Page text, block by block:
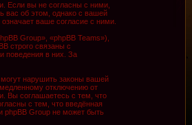
Если вы не согласны с ними,
вас об этом, однако с вашей
ваше согласие с ними.
Group», «phpBB Teams»),
строго связаны с
поведения в них. За
нарушить законы вашей
отключению от
Вы соглашаетесь с тем, что
с тем, что введённая
phpBB Group не может быть